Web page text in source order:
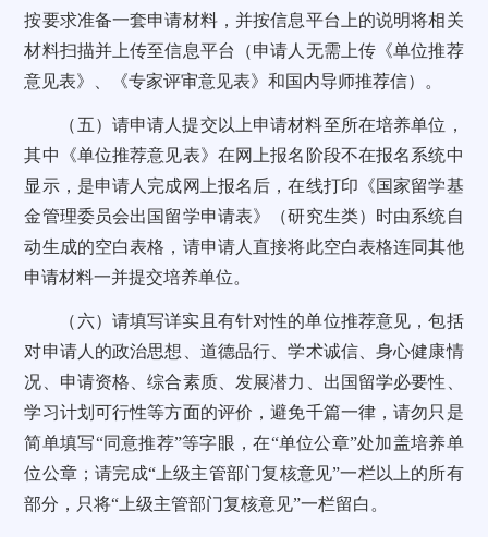
按要求准备一套申请材料，并按信息平台上的说明将相关
材料扫描并上传至信息平台（申请人无需上传《单位推荐
意见表》、《专家评审意见表》和国内导师推荐信）。
（五）请申请人提交以上申请材料至所在培养单位，
其中《单位推荐意见表》在网上报名阶段不在报名系统中
显示，是申请人完成网上报名后，在线打印《国家留学基
金管理委员会出国留学申请表》（研究生类）时由系统自
动生成的空白表格，请申请人直接将此空白表格连同其他
申请材料一并提交培养单位。
（六）请填写详实且有针对性的单位推荐意见，包括
对申请人的政治思想、道德品行、学术诚信、身心健康情
况、申请资格、综合素质、发展潜力、出国留学必要性、
学习计划可行性等方面的评价，避免千篇一律，请勿只是
简单填写“同意推荐”等字眼，在“单位公章”处加盖培养单
位公章；请完成“上级主管部门复核意见”一栏以上的所有
部分，只将“上级主管部门复核意见”一栏留白。